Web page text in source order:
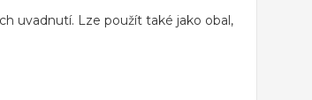
uvadnutí. Lze použít také jako obal,